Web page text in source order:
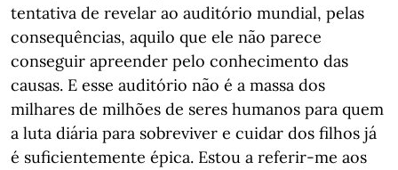
tentativa de revelar ao auditório mundial, pelas
consequências, aquilo que ele não parece
conseguir apreender pelo conhecimento das
causas. E esse auditório não é a massa dos
milhares de milhões de seres humanos para quem
a luta diária para sobreviver e cuidar dos filhos já
é suficientemente épica. Estou a referir-me aos